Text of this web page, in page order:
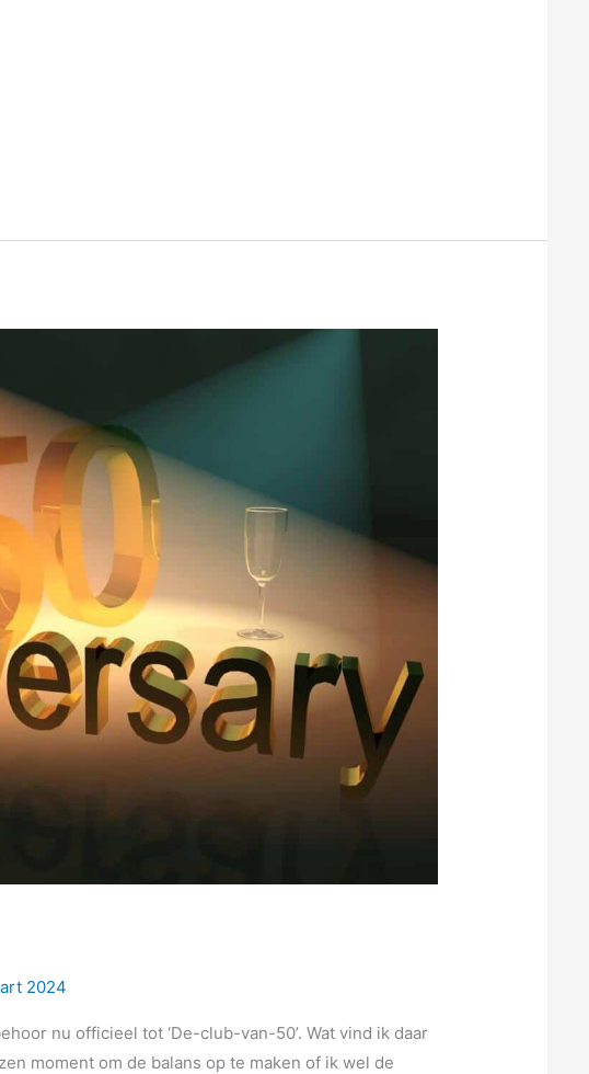
2024
nu officieel tot ‘De-club-van-50’. Wat vind ik daar
moment om de balans op te maken of ik wel de